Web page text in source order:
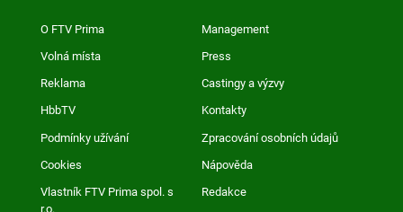
O FTV Prima Management
Volná místa Press
Reklama Castingy a výzvy
HbbTV Kontakty
Podmínky užívání Zpracování osobních údajů
Cookies Nápověda
Vlastník FTV Prima spol. s
r.o.
Redakce